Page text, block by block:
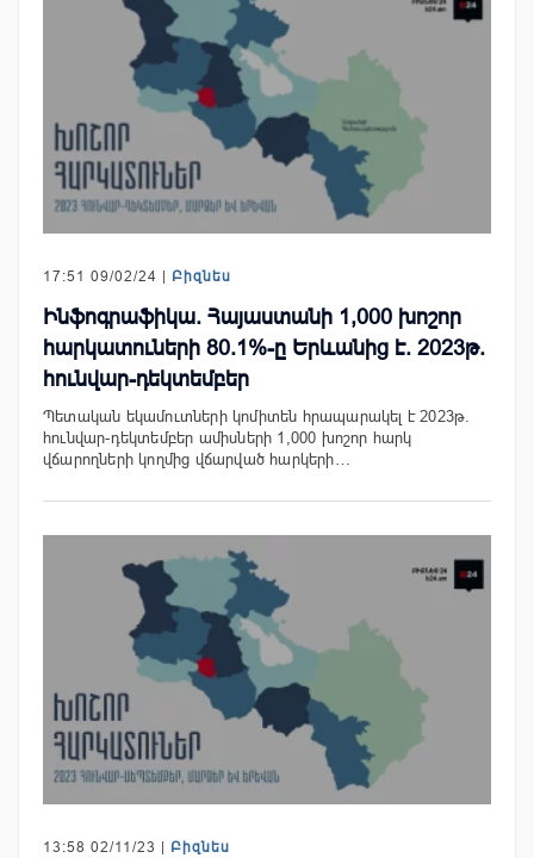
17:51 09/02/24 | Բիզնես
Ինֆոգրաֆիկա. Հայաստանի 1,000 խոշոր
հարկատուների 80.1%-ը Երևանից է. 2023թ.
հունվար-դեկտեմբեր
Պետական եկամուտների կոմիտեն հրապարակել է 2023թ.
հունվար-դեկտեմբեր ամիսների 1,000 խոշոր հարկ
վճարողների կողմից վճարված հարկերի…
13:58 02/11/23 | Բիզնես